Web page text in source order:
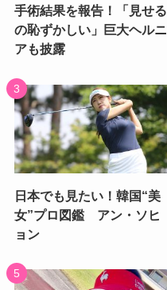
手術結果を報告！「見せる
の恥ずかしい」巨大ヘルニ
アも披露
日本でも見たい！韓国“美
女”プロ図鑑 アン・ソヒ
ョン